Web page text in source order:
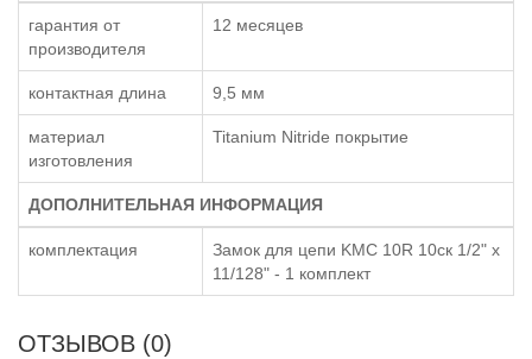
гарантия от
производителя
12 месяцев
контактная длина 9,5 мм
материал
изготовления
Titanium Nitride покрытие
ДОПОЛНИТЕЛЬНАЯ ИНФОРМАЦИЯ
комплектация
Замок для цепи KMC 10R 10ск 1/2" x
11/128" - 1 комплект
ОТЗЫВОВ (0)